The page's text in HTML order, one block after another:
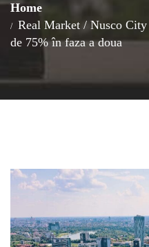
Home
Real Market / Nusco City
de 75% în faza a doua